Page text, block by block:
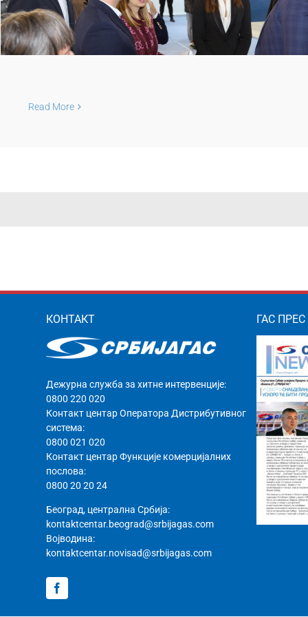
Read More
КОНТАКТ
Дежурна служба за хитне интервенције:
0800 220 020
Контакт центар Оператора Дистрибутивног
система:
0800 021 020
Контакт центар Функције комерцијалних
послова:
0800 20 20 24
Београд, централна Србија:
kontaktcentar.beograd@srbijagas.com
Војводина:
kontaktcentar.novisad@srbijagas.com
ГАС